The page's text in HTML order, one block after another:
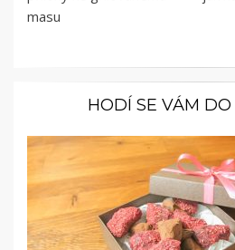
masu
HODÍ SE VÁM